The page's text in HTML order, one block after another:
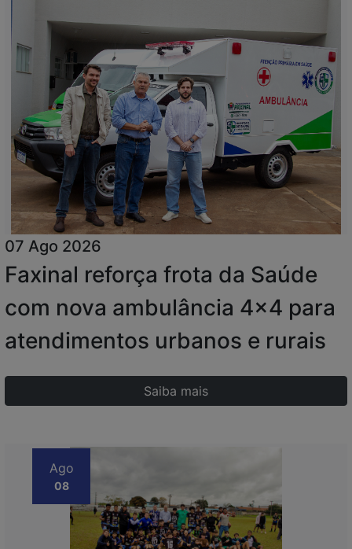
07 Ago 2026
Faxinal reforça frota da Saúde
com nova ambulância 4x4 para
atendimentos urbanos e rurais
Saiba mais
Ago
08